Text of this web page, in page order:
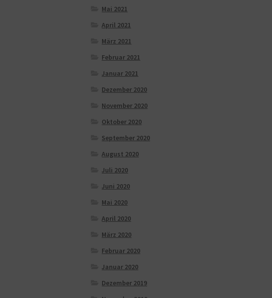
Mai 2021
April 2021
März 2021
Februar 2021
Januar 2021
Dezember 2020
November 2020
Oktober 2020
September 2020
August 2020
Juli 2020
Juni 2020
Mai 2020
April 2020
März 2020
Februar 2020
Januar 2020
Dezember 2019